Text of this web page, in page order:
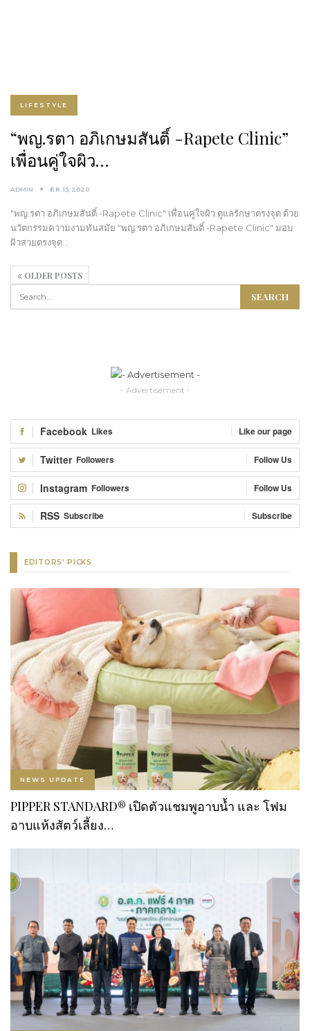
LIFESTYLE
“พญ.รตา อภิเกษมสันติ์ -Rapete Clinic”
เพื่อนคู่ใจผิว…
ADMIN ต.ค. 15, 2020
"พญ.รตา อภิเกษมสันติ์ -Rapete Clinic" เพื่อนคู่ใจผิว ดูแลรักษาตรงจุด ด้วย
นวัตกรรมความงามทันสมัย "พญ.รตา อภิเกษมสันติ์ -Rapete Clinic" มอบ
ผิวสวยตรงจุด…
OLDER POSTS
- Advertisement -
Facebook Likes Like our page
Twitter Followers Follow Us
Instagram Followers Follow Us
RSS Subscribe Subscribe
EDITORS' PICKS
NEWS UPDATE
PIPPER STANDARD® เปิดตัวแชมพูอาบน้ำ และ โฟม
อาบแห้งสัตว์เลี้ยง…